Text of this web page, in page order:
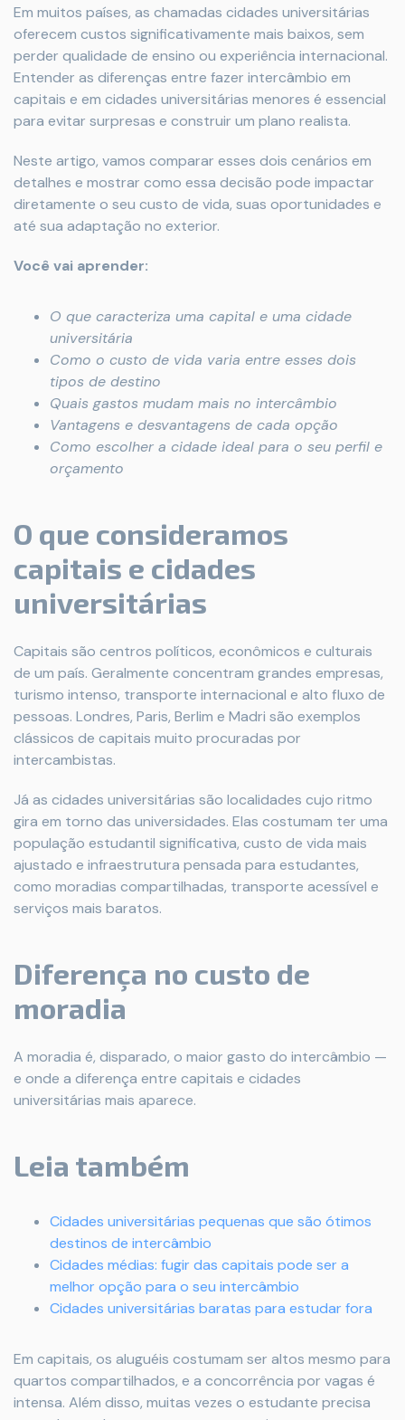
Em muitos países, as chamadas cidades universitárias
oferecem custos significativamente mais baixos, sem
perder qualidade de ensino ou experiência internacional.
Entender as diferenças entre fazer intercâmbio em
capitais e em cidades universitárias menores é essencial
para evitar surpresas e construir um plano realista.
Neste artigo, vamos comparar esses dois cenários em
detalhes e mostrar como essa decisão pode impactar
diretamente o seu custo de vida, suas oportunidades e
até sua adaptação no exterior.
Você vai aprender:
O que caracteriza uma capital e uma cidade
universitária
Como o custo de vida varia entre esses dois
tipos de destino
Quais gastos mudam mais no intercâmbio
Vantagens e desvantagens de cada opção
Como escolher a cidade ideal para o seu perfil e
orçamento
O que consideramos
capitais e cidades
universitárias
Capitais são centros políticos, econômicos e culturais
de um país. Geralmente concentram grandes empresas,
turismo intenso, transporte internacional e alto fluxo de
pessoas. Londres, Paris, Berlim e Madri são exemplos
clássicos de capitais muito procuradas por
intercambistas.
Já as cidades universitárias são localidades cujo ritmo
gira em torno das universidades. Elas costumam ter uma
população estudantil significativa, custo de vida mais
ajustado e infraestrutura pensada para estudantes,
como moradias compartilhadas, transporte acessível e
serviços mais baratos.
Diferença no custo de
moradia
A moradia é, disparado, o maior gasto do intercâmbio —
e onde a diferença entre capitais e cidades
universitárias mais aparece.
Leia também
Cidades universitárias pequenas que são ótimos
destinos de intercâmbio
Cidades médias: fugir das capitais pode ser a
melhor opção para o seu intercâmbio
Cidades universitárias baratas para estudar fora
Em capitais, os aluguéis costumam ser altos mesmo para
quartos compartilhados, e a concorrência por vagas é
intensa. Além disso, muitas vezes o estudante precisa